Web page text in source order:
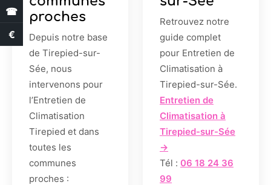
proches
Depuis notre base
de Tirepied-sur-
Sée, nous
intervenons pour
l’Entretien de
Climatisation
Tirepied et dans
toutes les
communes
proches :
Retrouvez notre
guide complet
pour Entretien de
Climatisation à
Tirepied-sur-Sée.
Entretien de
Climatisation à
Tirepied-sur-Sée
→
Tél : 06 18 24 36
99
☎
€
Estimation des aides